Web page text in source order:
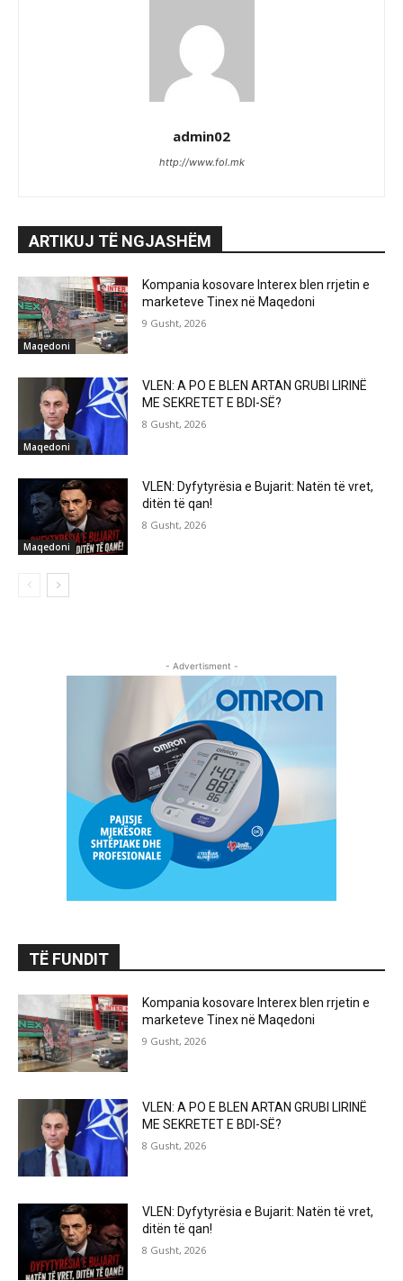
admin02
http://www.fol.mk
ARTIKUJ TË NGJASHËM
Maqedoni
Kompania kosovare Interex blen rrjetin e
marketeve Tinex në Maqedoni
9 Gusht, 2026
Maqedoni
VLEN: A PO E BLEN ARTAN GRUBI LIRINË
ME SEKRETET E BDI-SË?
8 Gusht, 2026
Maqedoni
VLEN: Dyfytyrësia e Bujarit: Natën të vret,
ditën të qan!
8 Gusht, 2026
- Advertisment -
TË FUNDIT
Kompania kosovare Interex blen rrjetin e
marketeve Tinex në Maqedoni
9 Gusht, 2026
VLEN: A PO E BLEN ARTAN GRUBI LIRINË
ME SEKRETET E BDI-SË?
8 Gusht, 2026
VLEN: Dyfytyrësia e Bujarit: Natën të vret,
ditën të qan!
8 Gusht, 2026